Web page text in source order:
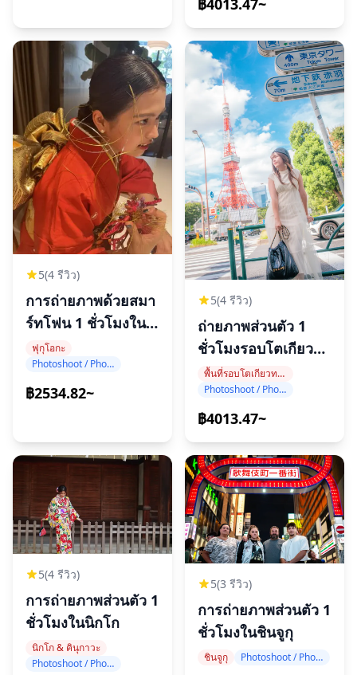
฿4013.47~
5(4 รีวิว)
การถ่ายภาพด้วยสมา
ร์ทโฟน 1 ชั่วโมงในฟุ
กุโอกะ
ฟุกุโอกะ
Photoshoot / Photo tour
฿2534.82~
5(4 รีวิว)
ถ่ายภาพส่วนตัว 1
ชั่วโมงรอบโตเกียว
ทาวเวอร์
พื้นที่รอบโตเกียวทาวเวอร์
Photoshoot / Photo tour
฿4013.47~
5(4 รีวิว)
การถ่ายภาพส่วนตัว 1
ชั่วโมงในนิกโก
นิกโก & คินุกาวะ
Photoshoot / Photo tour
5(3 รีวิว)
การถ่ายภาพส่วนตัว 1
ชั่วโมงในชินจูกุ
ชินจูกุ Photoshoot / Photo tour